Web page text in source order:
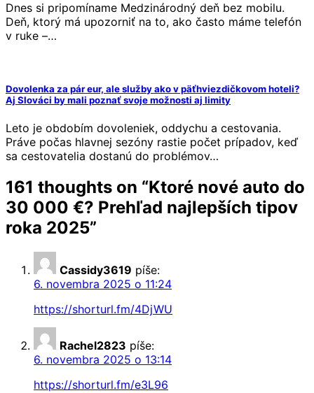
Dnes si pripomíname Medzinárodný deň bez mobilu.
Deň, ktorý má upozorniť na to, ako často máme telefón
v ruke –…
Dovolenka za pár eur, ale služby ako v päťhviezdičkovom hoteli?
Aj Slováci by mali poznať svoje možnosti aj limity
Leto je obdobím dovoleniek, oddychu a cestovania.
Práve počas hlavnej sezóny rastie počet prípadov, keď
sa cestovatelia dostanú do problémov…
161 thoughts on “Ktoré nové auto do
30 000 €? Prehľad najlepších tipov
roka 2025”
Cassidy3619 píše:
6. novembra 2025 o 11:24
https://shorturl.fm/4DjWU
Rachel2823 píše:
6. novembra 2025 o 13:14
https://shorturl.fm/e3L96